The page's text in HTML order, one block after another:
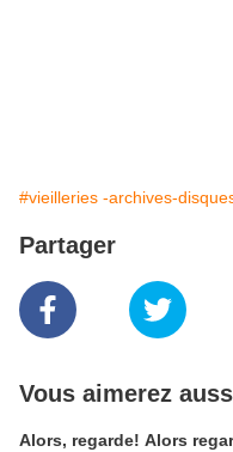
#vieilleries -archives-
Partager
Vous aimerez
Alors, regarde! Alors